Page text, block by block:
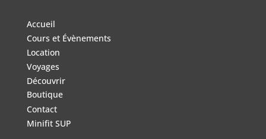
Accueil
Cours et Évènements
Location
Voyages
Découvrir
Boutique
Contact
Minifit SUP